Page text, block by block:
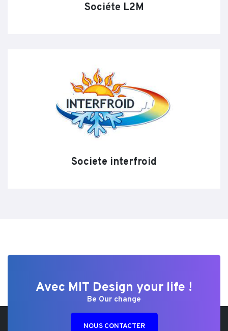
Sociéte L2M
Societe interfroid
Avec MIT Design your life !
Be Our change
NOUS CONTACTER